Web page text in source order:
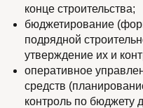
конце строительства;
бюджетирование
подрядной
утверждение их и
оперативное
средств
контроль по бюджету